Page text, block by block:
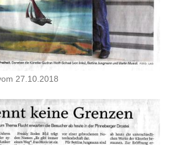
27.10.2018